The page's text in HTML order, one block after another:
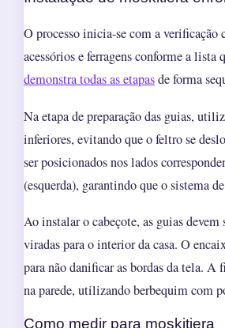
O processo inicia-se com a verificação
acessórios e ferragens conforme a
demonstra todas as etapasde forma
Na etapa de preparação das guias,
inferiores, evitando que o feltro se
ser posicionados nos lados
(esquerda), garantindo que o sistema
Ao instalar o cabeçote, as guias
viradas para o interior da casa. O
para não danificar as bordas da tela.
na parede, utilizando berbequim com
Como medir para moskitiera